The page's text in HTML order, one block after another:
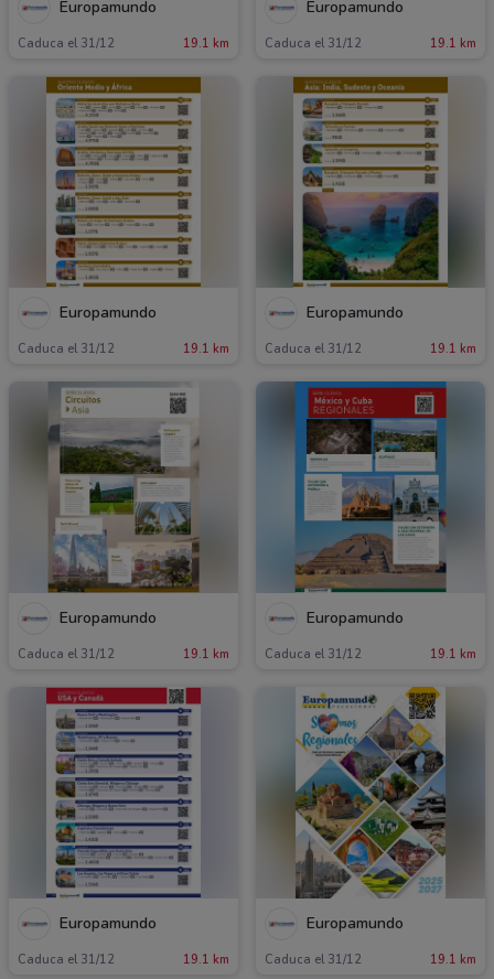
Europamundo
Caduca el 31/12 19.1 km
Europamundo
Caduca el 31/12 19.1 km
Europamundo
Caduca el 31/12 19.1 km
Europamundo
Caduca el 31/12 19.1 km
Europamundo
Caduca el 31/12 19.1 km
Europamundo
Caduca el 31/12 19.1 km
Europamundo
Caduca el 31/12 19.1 km
Europamundo
Caduca el 31/12 19.1 km